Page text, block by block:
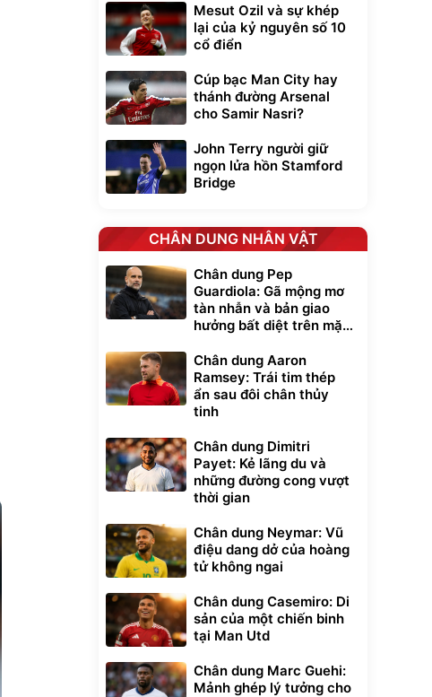
Mesut Ozil và sự khép
lại của kỷ nguyên số 10
cổ điển
Cúp bạc Man City hay
thánh đường Arsenal
cho Samir Nasri?
John Terry người giữ
ngọn lửa hồn Stamford
Bridge
CHÂN DUNG NHÂN VẬT
Chân dung Pep
Guardiola: Gã mộng mơ
tàn nhẫn và bản giao
hưởng bất diệt trên mặt
Chân dung Aaron
Ramsey: Trái tim thép
ẩn sau đôi chân thủy
tinh
Chân dung Dimitri
Payet: Kẻ lãng du và
những đường cong vượt
thời gian
Chân dung Neymar: Vũ
điệu dang dở của hoàng
tử không ngai
Chân dung Casemiro: Di
sản của một chiến binh
tại Man Utd
Chân dung Marc Guehi:
Mảnh ghép lý tưởng cho